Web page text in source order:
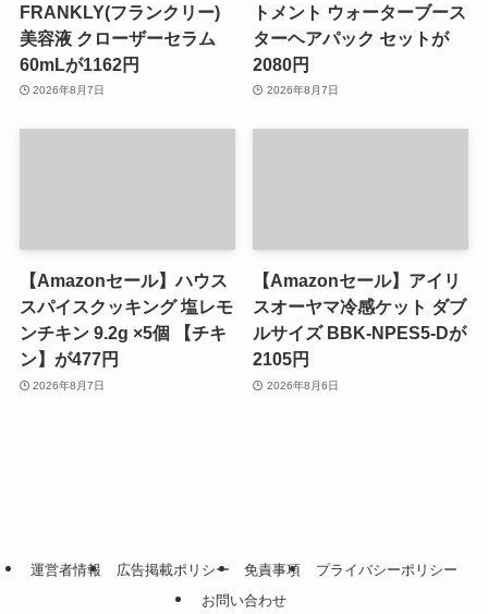
FRANKLY(フランクリー)
美容液 クローザーセラム
60mLが1162円
2026年8月7日
トメント ウォーターブース
ターヘアパック セットが
2080円
2026年8月7日
【Amazonセール】ハウス
スパイスクッキング 塩レモ
ンチキン 9.2g ×5個 【チキ
ン】が477円
2026年8月7日
【Amazonセール】アイリ
スオーヤマ冷感ケット ダブ
ルサイズ BBK-NPES5-Dが
2105円
2026年8月6日
運営者情報 広告掲載ポリシー 免責事項
プライバシーポリシー
お問い合わせ